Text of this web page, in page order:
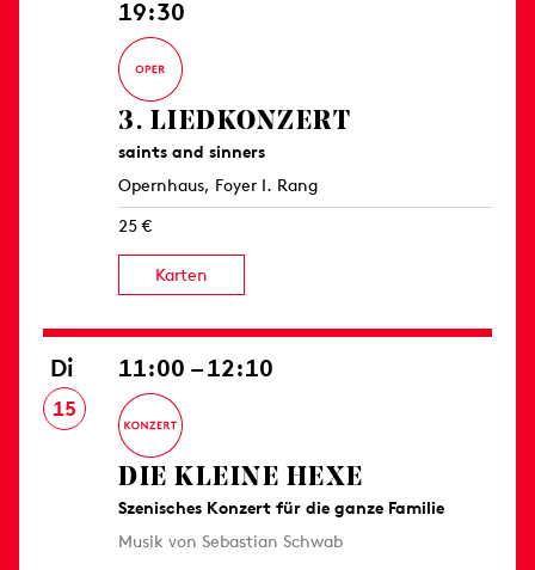
19:30
3. LIED­KONZERT
saints and sinners
Opernhaus, Foyer I. Rang
25 €
Karten
Di
15
11:00 – 12:10
DIE KLEINE HEXE
Szenisches Konzert für die ganze Familie
Musik von Sebastian Schwab